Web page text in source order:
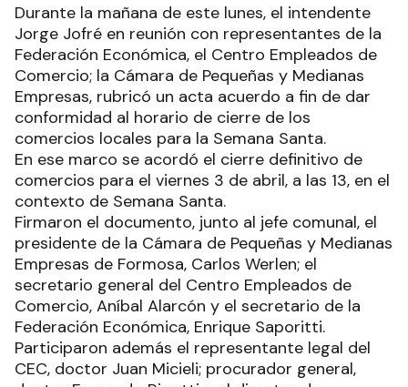
Durante la mañana de este lunes, el intendente
Jorge Jofré en reunión con representantes de la
Federación Económica, el Centro Empleados de
Comercio; la Cámara de Pequeñas y Medianas
Empresas, rubricó un acta acuerdo a fin de dar
conformidad al horario de cierre de los
comercios locales para la Semana Santa.
En ese marco se acordó el cierre definitivo de
comercios para el viernes 3 de abril, a las 13, en el
contexto de Semana Santa.
Firmaron el documento, junto al jefe comunal, el
presidente de la Cámara de Pequeñas y Medianas
Empresas de Formosa, Carlos Werlen; el
secretario general del Centro Empleados de
Comercio, Aníbal Alarcón y el secretario de la
Federación Económica, Enrique Saporitti.
Participaron además el representante legal del
CEC, doctor Juan Micieli; procurador general,